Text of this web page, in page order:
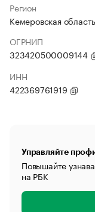
Регион
Кемеровская область
ОГРНИП
323420500009144
ИНН
422369761919
Управляйте
Повышайте
на РБК